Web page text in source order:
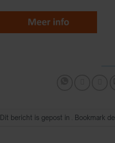
Dit bericht is gepost in . Bookmark de